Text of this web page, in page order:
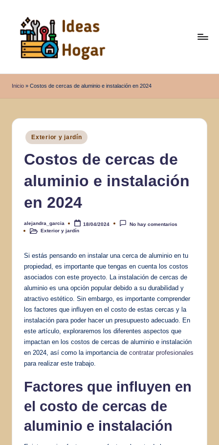
contenido
d
e
a
Inicio » Costos de cercas de aluminio e instalación en 2024
Publicado
en
Exterior y jardín
Costos de cercas de
aluminio e instalación
en 2024
Publicado
por
alejandra_garcia 18/04/2024
No hay comentarios
PublicadoExterior y jardín
Si estás pensando en instalar una cerca de aluminio en tu
propiedad, es importante que tengas en cuenta los costos
asociados con este proyecto. La instalación de cercas de
aluminio es una opción popular debido a su durabilidad y
atractivo estético. Sin embargo, es importante comprender
los factores que influyen en el costo de estas cercas y la
instalación para poder hacer un presupuesto adecuado. En
este artículo, exploraremos los diferentes aspectos que
impactan en los costos de cercas de aluminio e instalación
en 2024, así como la importancia de contratar profesionales
para realizar este trabajo.
Factores que influyen en
el costo de cercas de
aluminio e instalación